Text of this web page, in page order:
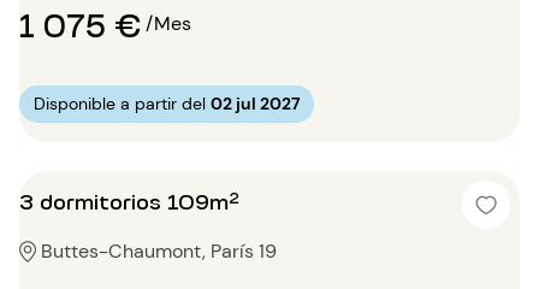
1 075 €/Mes
Disponible a partir del 02 jul 2027
3 dormitorios 109m²
Buttes-Chaumont, París 19